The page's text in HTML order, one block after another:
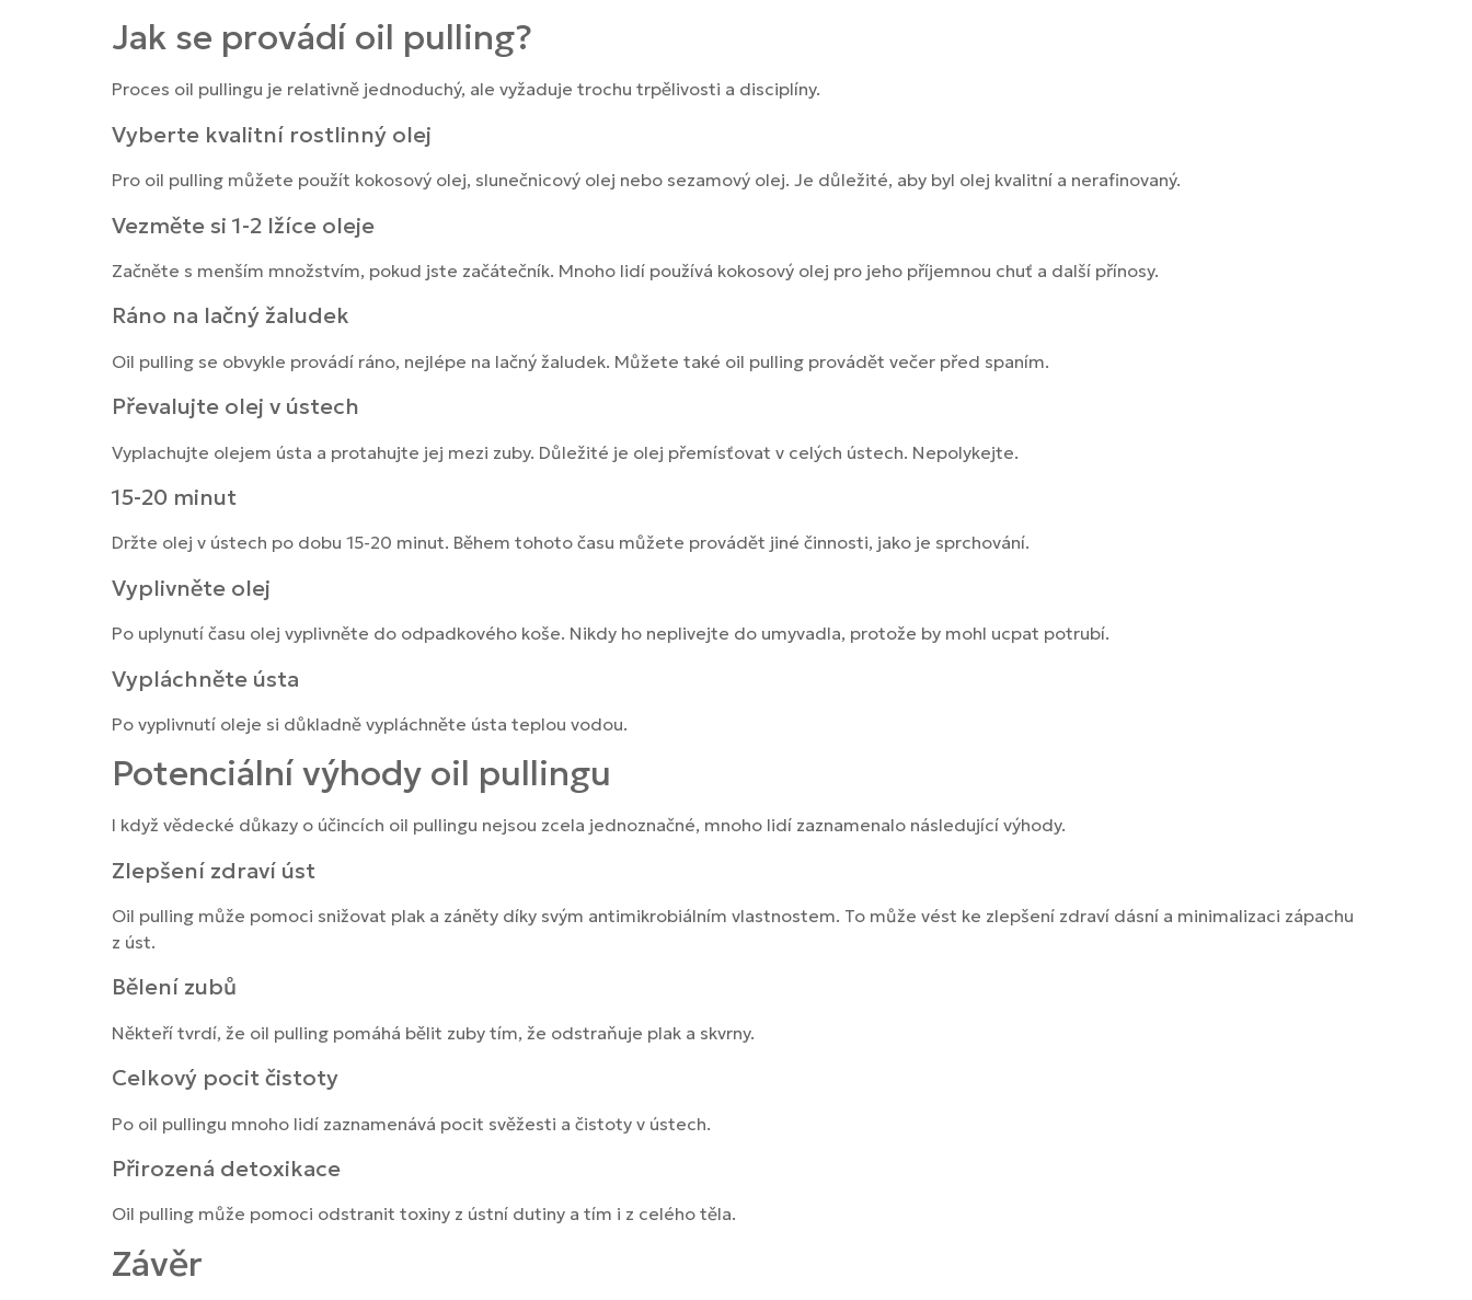
Jak se provádí oil pulling?
Proces oil pullingu je relativně jednoduchý, ale vyžaduje trochu trpělivosti a disciplíny.
Vyberte kvalitní rostlinný olej
Pro oil pulling můžete použít kokosový olej, slunečnicový olej nebo sezamový olej. Je důležité, aby byl olej kvalitní a nerafinovaný.
Vezměte si 1-2 lžíce oleje
Začněte s menším množstvím, pokud jste začátečník. Mnoho lidí používá kokosový olej pro jeho příjemnou chuť a další přínosy.
Ráno na lačný žaludek
Oil pulling se obvykle provádí ráno, nejlépe na lačný žaludek. Můžete také oil pulling provádět večer před spaním.
Převalujte olej v ústech
Vyplachujte olejem ústa a protahujte jej mezi zuby. Důležité je olej přemísťovat v celých ústech. Nepolykejte.
15-20 minut
Držte olej v ústech po dobu 15-20 minut. Během tohoto času můžete provádět jiné činnosti, jako je sprchování.
Vyplivněte olej
Po uplynutí času olej vyplivněte do odpadkového koše. Nikdy ho neplivejte do umyvadla, protože by mohl ucpat potrubí.
Vypláchněte ústa
Po vyplivnutí oleje si důkladně vypláchněte ústa teplou vodou.
Potenciální výhody oil pullingu
I když vědecké důkazy o účincích oil pullingu nejsou zcela jednoznačné, mnoho lidí zaznamenalo následující výhody.
Zlepšení zdraví úst
Oil pulling může pomoci snižovat plak a záněty díky svým antimikrobiálním vlastnostem. To může vést ke zlepšení zdraví dásní a minimalizaci zápachu
z úst.
Bělení zubů
Někteří tvrdí, že oil pulling pomáhá bělit zuby tím, že odstraňuje plak a skvrny.
Celkový pocit čistoty
Po oil pullingu mnoho lidí zaznamenává pocit svěžesti a čistoty v ústech.
Přirozená detoxikace
Oil pulling může pomoci odstranit toxiny z ústní dutiny a tím i z celého těla.
Závěr